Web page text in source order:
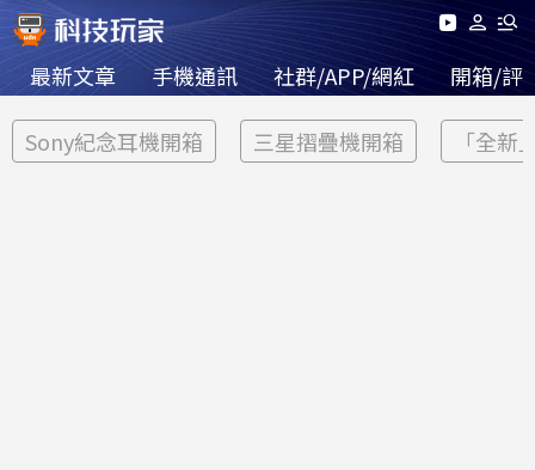
最新文章 手機通訊 社群/APP/網紅 開箱/評
Sony紀念耳機開箱 三星摺疊機開箱 「全新